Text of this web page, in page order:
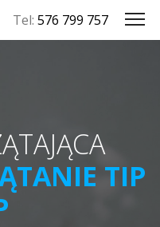
Tel: 576 799 757
TIP